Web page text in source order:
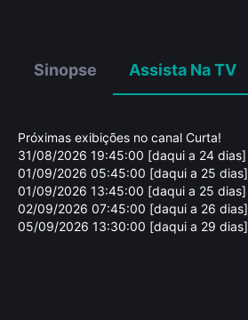
Sinopse Assista Na TV
Próximas exibições no canal Curta!
31/08/2026 19:45:00 [daqui a 24 dias]
01/09/2026 05:45:00 [daqui a 25 dias]
01/09/2026 13:45:00 [daqui a 25 dias]
02/09/2026 07:45:00 [daqui a 26 dias]
05/09/2026 13:30:00 [daqui a 29 dias]